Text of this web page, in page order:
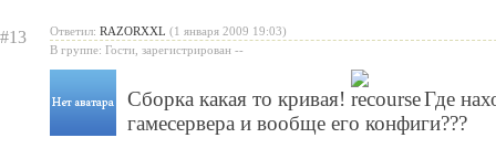
#13 Ответил: RAZORXXL (1 января 2009 19:03)
В группе: Гости, зарегистрирован --
Сборка какая то кривая!
Где
гамесервера и вообще его конфиги???